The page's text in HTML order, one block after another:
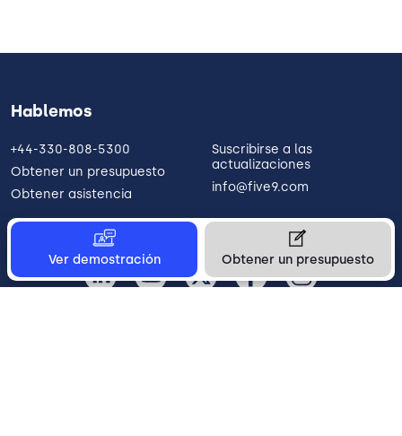
Ver demostración Obtener un presupuesto
Hablemos
+44-330-808-5300
Obtener un presupuesto
Obtener asistencia
Suscribirse a las
actualizaciones
info@five9.com